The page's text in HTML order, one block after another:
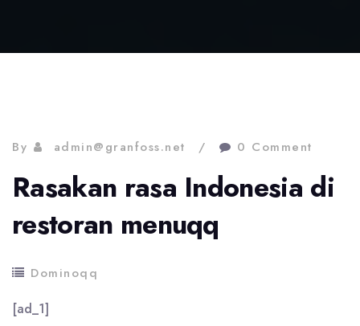
By admin@granfoss.net 0 Comment
Rasakan rasa Indonesia di
restoran menuqq
Dominoqq
[ad_1]